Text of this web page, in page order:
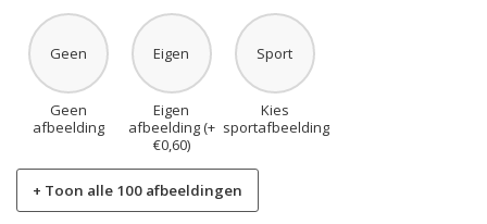
Geen
Geen
afbeelding
Eigen
Eigen
afbeelding (+
€0,60)
Sport
Kies
sportafbeelding
+ Toon alle 100 afbeeldingen